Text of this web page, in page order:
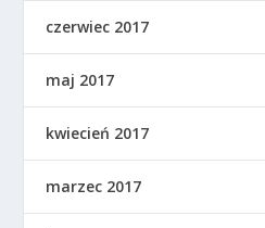
czerwiec 2017
maj 2017
kwiecień 2017
marzec 2017